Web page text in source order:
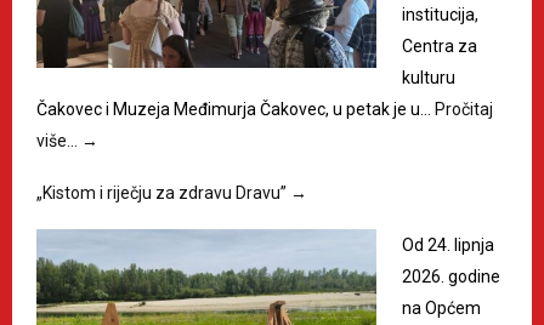
institucija,
Centra za
kulturu
Čakovec i Muzeja Međimurja Čakovec, u petak je u… Pročitaj
više… →
„Kistom i riječju za zdravu Dravu” →
Od 24. lipnja
2026. godine
na Općem